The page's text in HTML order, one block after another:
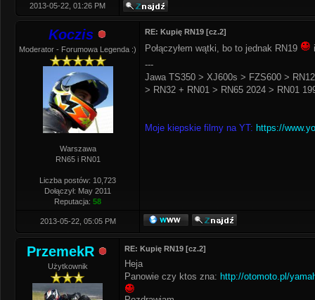
2013-05-22, 01:26 PM
Koczis
Moderator - Forumowa Legenda :)
Warszawa
RN65 i RN01
Liczba postów: 10,723
Dołączył: May 2011
Reputacja: 58
RE: Kupię RN19 [cz.2]
Połączyłem wątki, bo to jednak RN19
---
Jawa TS350 > XJ600s > FZS600 >
> RN32 + RN01 > RN65 2024 > RN01
Moje kiepskie filmy na YT: https://
2013-05-22, 05:05 PM
PrzemekR
Użytkownik
RE: Kupię RN19 [cz.2]
Heja
Panowie czy ktos zna: http://otomoto.pl/